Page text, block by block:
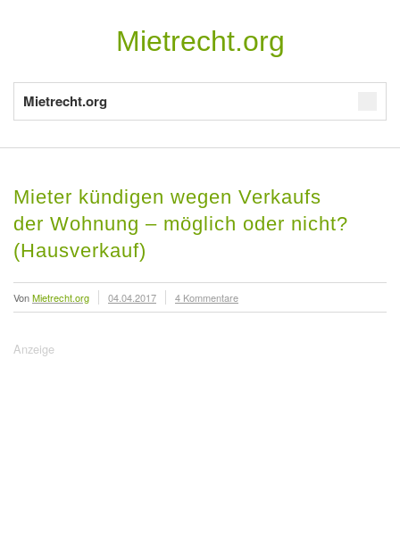
Mietrecht.org
Mietrecht.org
Mieter kündigen wegen Verkaufs
der Wohnung – möglich oder nicht?
(Hausverkauf)
VonMietrecht.org 04.04.2017 4 Kommentare